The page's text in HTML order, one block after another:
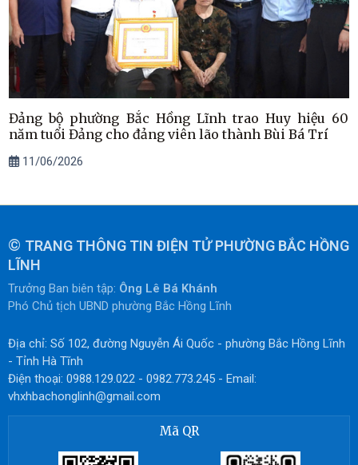
Đảng bộ phường Bắc Hồng Lĩnh trao Huy hiệu 60
năm tuổi Đảng cho đảng viên lão thành Bùi Bá Trí
11/06/2026
© TRANG THÔNG TIN ĐIỆN TỬ PHƯỜNG BẮC HỒNG
LĨNH
Trưởng Ban biên tập: Ông Lê Bá Khánh
Phó Chủ tịch UBND phường Bắc Hồng Lĩnh
Địa chỉ: Số 102, đường Nguyễn Ái Quốc - phường Bắc Hồng Lĩnh
- Tỉnh Hà Tĩnh
Điện thoại: 0988.129.022 - 0982.773.245 - Email:
vhxhbachonglinh@gmail.com
Mã QR